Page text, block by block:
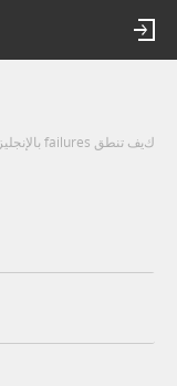
كيف تنطق failures بالإنجليزية